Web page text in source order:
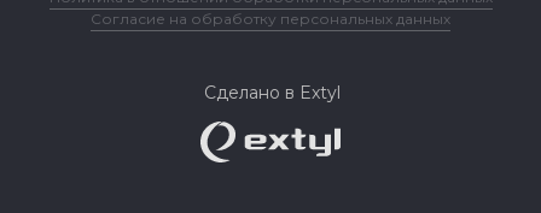
Согласие на обработку персональных данных
Сделано в Extyl